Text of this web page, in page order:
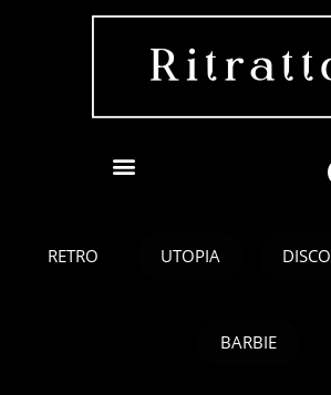
RETRO UTOPIA DISCO
BARBIE